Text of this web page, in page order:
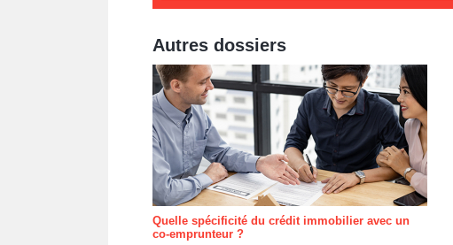
Autres dossiers
Quelle spécificité du crédit immobilier avec un
co-emprunteur ?